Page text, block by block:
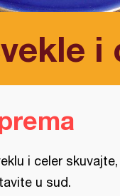
i
i celer
u sud.